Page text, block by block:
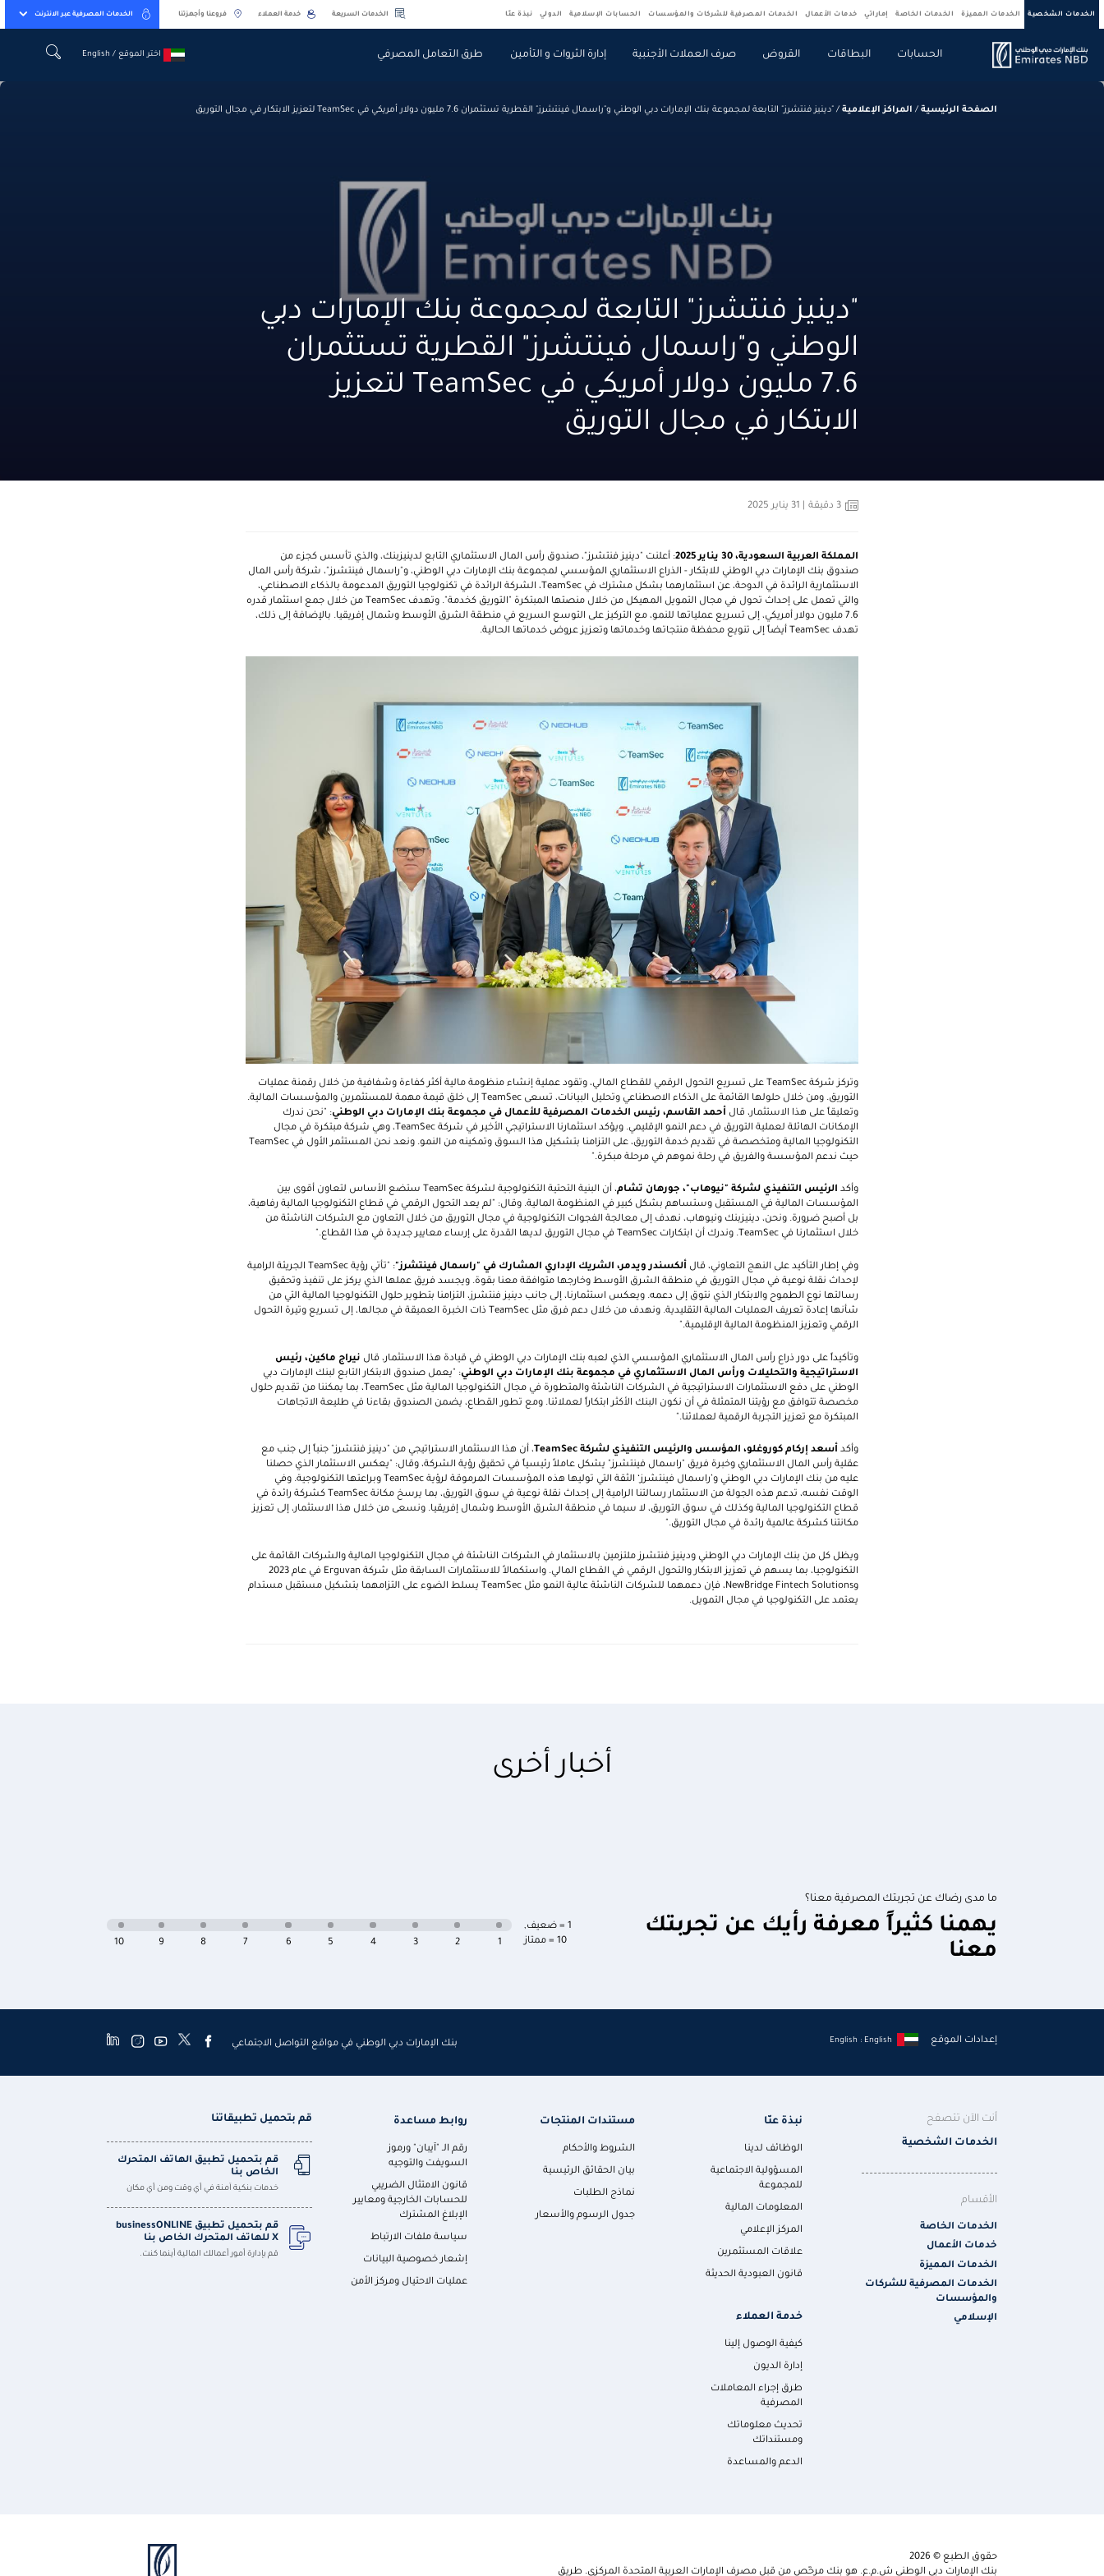
الخدمات الشخصية الخدمات المميزة الخدمات الخاصة إماراتي خدمات الأعمال الخدمات المصرفية للشركات والمؤسسات الحسابات الإسلامية الدولي نبذة عنّا الخدمات السريعة خدمة العملاء فروعنا وأجهزتنا الخدمات المصرفية عبر الانترنت
الحسابات البطاقات القروض صرف العملات الأجنبية إدارة الثروات و التأمين طرق التعامل المصرفي
اختر الموقع / English
اختر الموقع / English
الصفحة الرئيسية / المراكز الإعلامية /"دينيز فنتشرز" التابعة لمجموعة بنك الإمارات دبي الوطني و"راسمال فينتشرز" القطرية تستثمران 7.6 مليون دولار أمريكي في TeamSec لتعزيز الابتكار في مجال التوريق
"دينيز فنتشرز" التابعة لمجموعة بنك الإمارات دبي
الوطني و"راسمال فينتشرز" القطرية تستثمران
7.6 مليون دولار أمريكي في TeamSec لتعزيز
الابتكار في مجال التوريق
3 دقيقة
المملكة العربية السعودية،30 يناير 2025 : أعلنت "دينيز فنتشرز"، صندوق رأس المال الاستثماري التابع لدينيزبنك، والذي تأسس كجزء من
صندوق بنك الإمارات دبي الوطني للابتكار - الذراع الاستثماري المؤسسي لمجموعة بنك الإمارات دبي الوطني، و"راسمال فينتشرز"، شركة رأس المال
الاستثمارية الرائدة في الدوحة، عن استثمارهما بشكل مشترك فيTeamSec ، الشركة الرائدة في تكنولوجيا التوريق المدعومة بالذكاء الاصطناعي،
والتي تعمل على إحداث تحول في مجال التمويل المهيكل من خلال منصتها المبتكرة "التوريق كخدمة". وتهدفTeamSec من خلال جمع استثمار قدره
7.6 مليون دولار أمريكي، إلى تسريع عملياتها للنمو، مع التركيز على التوسع السريع في منطقة الشرق الأوسط وشمال إفريقيا. بالإضافة إلى ذلك،
تهدفTeamSec أيضاً إلى تنويع محفظة منتجاتها وخدماتها وتعزيز عروض خدماتها الحالية.
وتركز شركةTeamSec على تسريع التحول الرقمي للقطاع المالي، وتقود عملية إنشاء منظومة مالية أكثر كفاءة وشفافية من خلال رقمنة عمليات
التوريق. ومن خلال حلولها القائمة على الذكاء الاصطناعي وتحليل البيانات، تسعىTeamSec إلى خلق قيمة مهمة للمستثمرين والمؤسسات المالية.
وتعليقاً على هذا الاستثمار، قال أحمد القاسم، رئيس الخدمات المصرفية للأعمال في مجموعة بنك الإمارات دبي الوطني: "نحن ندرك
الإمكانات الهائلة لعملية التوريق في دعم النمو الإقليمي. ويؤكد استثمارنا الاستراتيجي الأخير في شركةTeamSec ، وهي شركة مبتكرة في مجال
التكنولوجيا المالية ومتخصصة في تقديم خدمة التوريق، على التزامنا بتشكيل هذا السوق وتمكينه من النمو. ونعد نحن المستثمر الأول فيTeamSec
حيث ندعم المؤسسة والفريق في رحلة نموهم في مرحلة مبكرة."
وأكد الرئيس التنفيذي لشركة "نيوهاب"، جورهان تشام، أن البنية التحتية التكنولوجية لشركةTeamSec ستضع الأساس لتعاون أقوى بين
المؤسسات المالية في المستقبل وستساهم بشكل كبير في المنظومة المالية. وقال: "لم يعد التحول الرقمي في قطاع التكنولوجيا المالية رفاهية،
بل أصبح ضرورة. ونحن، دينيزبنك ونيوهاب، نهدف إلى معالجة الفجوات التكنولوجية في مجال التوريق من خلال التعاون مع الشركات الناشئة من
خلال استثمارنا فيTeamSec. وندرك أن ابتكاراتTeamSec في مجال التوريق لديها القدرة على إرساء معايير جديدة في هذا القطاع."
وفي إطار التأكيد على النهج التعاوني، قال ألكسندر ويدمر، الشريك الإداري المشارك في "راسمال فينتشرز": "تأتي رؤيةTeamSec الجريئة الرامية
لإحداث نقلة نوعية في مجال التوريق في منطقة الشرق الأوسط وخارجها متوافقة معنا بقوة. ويجسد فريق عملها الذي يركز على تنفيذ وتحقيق
رسالتها نوع الطموح والابتكار الذي نتوق إلى دعمه. ويعكس استثمارنا، إلى جانب دينيز فنتشرز، التزامنا بتطوير حلول التكنولوجيا المالية التي من
شأنها إعادة تعريف العمليات المالية التقليدية. ونهدف من خلال دعم فرق مثلTeamSec ذات الخبرة العميقة في مجالها، إلى تسريع وتيرة التحول
الرقمي وتعزيز المنظومة المالية الإقليمية."
وتأكيداً على دور ذراع رأس المال الاستثماري المؤسسي الذي لعبه بنك الإمارات دبي الوطني في قيادة هذا الاستثمار، قال نيراج ماكين، رئيس
الاستراتيجية والتحليلات ورأس المال الاستثماري في مجموعة بنك الإمارات دبي الوطني: "يعمل صندوق الابتكار التابع لبنك الإمارات دبي
الوطني على دفع الاستثمارات الاستراتيجية في الشركات الناشئة والمتطورة في مجال التكنولوجيا المالية مثلTeamSec ، بما يمكننا من تقديم حلول
مخصصة تتوافق مع رؤيتنا المتمثلة في أن نكون البنك الأكثر ابتكاراً لعملائنا. ومع تطور القطاع، يضمن الصندوق بقاءنا في طليعة الاتجاهات
المبتكرة مع تعزيز التجربة الرقمية لعملائنا."
وأكد أسعد إركام كوروغلو، المؤسس والرئيس التنفيذي لشركةTeamSec، أن هذا الاستثمار الاستراتيجي من "دينيز فنتشرز"جنباً إلى جنب مع
عقلية رأس المال الاستثماري وخبرة فريق "راسمال فينتشرز" يشكل عاملاً رئيسياً في تحقيق رؤية الشركة، وقال: "يعكس الاستثمار الذي حصلنا
عليه من بنك الإمارات دبي الوطنيو’راسمال فينتشرز‘ الثقة التي توليها هذه المؤسسات المرموقة لرؤيةTeamSec وبراعتها التكنولوجية. وفي
الوقت نفسه، تدعم هذه الجولة من الاستثمار رسالتنا الرامية إلى إحداث نقلة نوعية في سوق التوريق، بما يرسخ مكانةTeamSec كشركة رائدة في
قطاع التكنولوجيا المالية وكذلك في سوق التوريق، لا سيما في منطقة الشرق الأوسط وشمال إفريقيا. ونسعى من خلال هذا الاستثمار، إلى تعزيز
مكانتنا كشركة عالمية رائدة في مجال التوريق."
ويظل كل من بنك الإمارات دبي الوطني ودينيز فنتشرز ملتزمين بالاستثمار في الشركات الناشئة في مجال التكنولوجيا المالية والشركات القائمة على
التكنولوجيا، بما يسهم في تعزيز الابتكار والتحول الرقمي في القطاع المالي. واستكمالاً للاستثمارات السابقة مثل شركة Erguvan
في عام 2023
وNewBridge Fintech Solutions، فإن دعمهما للشركات الناشئة عالية النمو مثلTeamSec يسلط الضوء على التزامهما بتشكيل مستقبل مستدام
يعتمد على التكنولوجيا في مجال التمويل.
أخبار أخرى
ما مدى رضاك عن تجربتك المصرفية معنا؟
يهمنا كثيراً معرفة رأيك عن تجربتك
معنا
1 = ضعيف
,
10 = ممتاز
10 9 8 7 6 5 4 3 2 1
إعدادات الموقع English : English بنك الإمارات دبي الوطني في مواقع التواصل الاجتماعي
أنت الآن تتصفح
الخدمات الشخصية
الأقسام
الخدمات الخاصة
خدمات الأعمال
الخدمات المميزة
الخدمات المصرفية للشركات
والمؤسسات
الإسلامي
نبذة عنّا
الوظائف لدينا
المسؤولية الاجتماعية
للمجموعة
المعلومات المالية
المركز الإعلامي
علاقات المستثمرين
قانون العبودية الحديثة
مستندات المنتجات
الشروط والأحكام
بيان الحقائق الرئيسية
نماذج الطلبات
جدول الرسوم والأسعار
روابط مساعدة
رقم الـ "آيبان" ورموز
السويفت والتوجيه
قانون الامتثال الضريبي
للحسابات الخارجية ومعايير
الإبلاغ المشترك
سياسة ملفات الارتباط
إشعار خصوصية البيانات
عمليات الاحتيال ومركز الأمن
خدمة العملاء
كيفية الوصول إلينا
إدارة الديون
طرق إجراء المعاملات
المصرفية
تحديث معلوماتك
ومستنداتك
الدعم والمساعدة
قم بتحميل تطبيقاتنا
قم بتحميل تطبيق الهاتف المتحرك
الخاص بنا
خدمات بنكية آمنة في أي وقت ومن أي مكان
قم بتحميل تطبيق businessONLINE
X للهاتف المتحرك الخاص بنا
قم بإدارة أمور أعمالك المالية أينما كنت.
حقوق الطبع © 2026
بنك الإمارات دبي الوطني ش.م.ع. هو بنك مرخّص من قبل مصرف الإمارات العربية المتحدة المركزي. طريق